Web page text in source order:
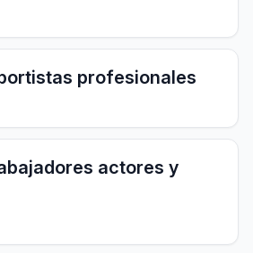
profesionales
actores y